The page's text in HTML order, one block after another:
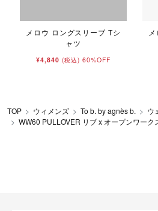
メロウ ロングスリーブ Tシ
ャツ
¥4,840 (税込) 60%OFF
TOP ウィメンズ To b. by agnès b. ウ
WW60 PULLOVER リブ x オープンワーク